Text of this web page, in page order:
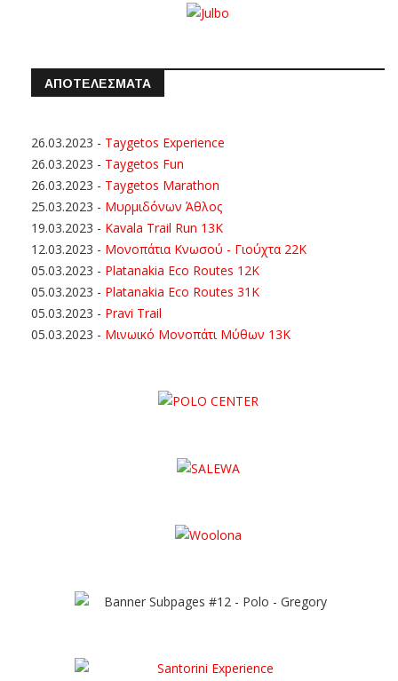
ΑΠΟΤΕΛΕΣΜΑΤΑ
26.03.2023 - Taygetos Experience
26.03.2023 - Taygetos Fun
26.03.2023 - Taygetos Marathon
25.03.2023 - Μυρμιδόνων Άθλος
19.03.2023 - Kavala Trail Run 13K
12.03.2023 - Μονοπάτια Κνωσού - Γιούχτα 22Κ
05.03.2023 - Platanakia Eco Routes 12K
05.03.2023 - Platanakia Eco Routes 31K
05.03.2023 - Pravi Trail
05.03.2023 - Μινωικό Μονοπάτι Μύθων 13Κ